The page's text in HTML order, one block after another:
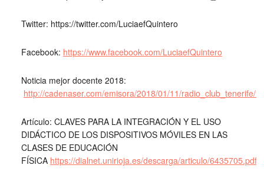
Twitter: https://twitter.com/LuciaefQuintero
Facebook: https://www.facebook.com/LuciaefQuintero
Noticia mejor docente 2018:
http://cadenaser.com/emisora/2018/01/11/radio_club_tenerife/
Artículo: CLAVES PARA LA INTEGRACIÓN Y EL USO
DIDÁCTICO DE LOS DISPOSITIVOS MÓVILES EN LAS
CLASES DE EDUCACIÓN
FÍSICA https://dialnet.unirioja.es/descarga/articulo/6435705.pdf